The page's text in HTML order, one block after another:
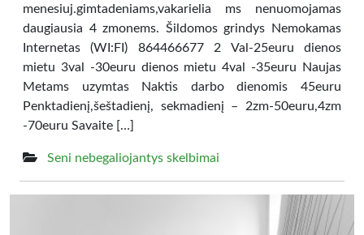
menesiuj.gimtadeniams,vakarielia ms nenuomojamas
daugiausia 4 zmonems. Šildomos grindys Nemokamas
Internetas (WI:FI) 864466677 2 Val-25euru dienos
mietu 3val -30euru dienos mietu 4val -35euru Naujas
Metams uzymtas Naktis darbo dienomis 45euru
Penktadienį,šeštadienį, sekmadienį – 2zm-50euru,4zm
-70euru Savaite […]
Seni nebegaliojantys skelbimai